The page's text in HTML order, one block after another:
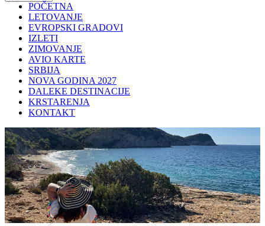
POČETNA
LETOVANJE
EVROPSKI GRADOVI
IZLETI
ZIMOVANJE
AVIO KARTE
SRBIJA
NOVA GODINA 2027
DALEKE DESTINACIJE
KRSTARENJA
KONTAKT